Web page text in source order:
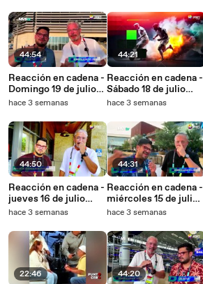
44:54
Reacción en cadena -
Domingo 19 de julio
2026
hace 3 semanas
44:50
Reacción en cadena -
jueves 16 de julio
2026
hace 3 semanas
22:46
44:21
Reacción en cadena -
Sábado 18 de julio
2026
hace 3 semanas
44:31
Reacción en cadena -
miércoles 15 de julio
2026
hace 3 semanas
44:20